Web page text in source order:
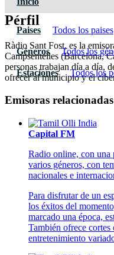
Paises Todos los paises
Géneros Todos los
Estaciones Todos los
Pérfil
Ràdio Sant Fost, es la
Campsentelles (Barcelona,
personas trabajan día a día,
ofrecer al municipio y el
Emisoras relacionadas
Capital FM
Radio online, con una
varios géneros, con
nacionales e
Para disfrutar de un
los éxitos del
marcado una época,
También ofrece
entretenimiento